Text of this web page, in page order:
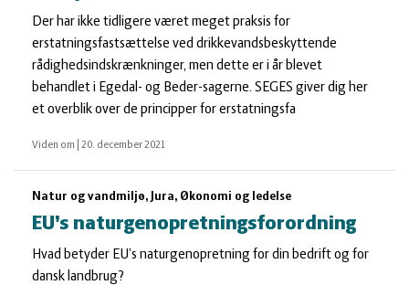
Der har ikke tidligere været meget praksis for
erstatningsfastsættelse ved drikkevandsbeskyttende
rådighedsindskrænkninger, men dette er i år blevet
behandlet i Egedal- og Beder-sagerne. SEGES giver dig her
et overblik over de principper for erstatningsfa
Viden om 20. december 2021
Natur og vandmiljø, Jura, Økonomi og ledelse
EU’s naturgenopretningsforordning
Hvad betyder EU’s naturgenopretning for din bedrift og for
dansk landbrug?